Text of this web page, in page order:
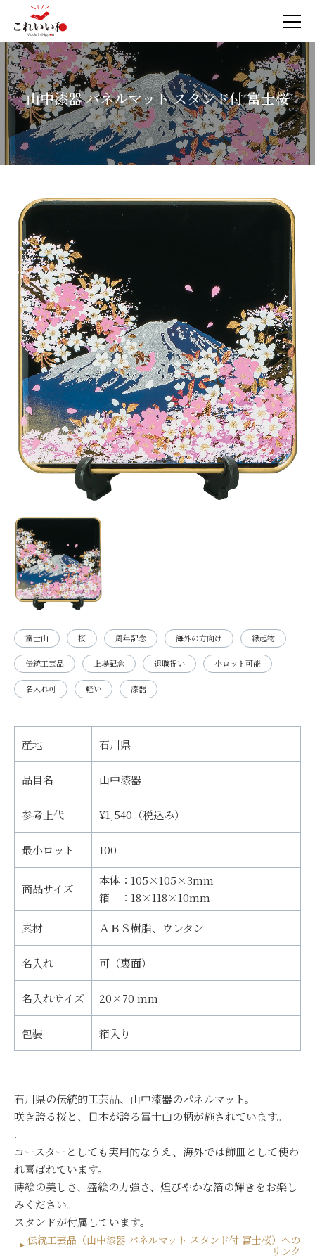
山中漆器 パネルマット スタンド付 富士桜
富士山 桜 周年記念 海外の方向け 縁起物
伝統工芸品 上場記念 退職祝い 小ロット可能
名入れ可 軽い 漆器
産地 石川県
品目名 山中漆器
参考上代 ¥1,540（税込み）
最小ロット 100
商品サイズ
本体：105×105×3mm
箱 ：18×118×10mm
素材 ＡＢＳ樹脂、ウレタン
名入れ 可（裏面）
名入れサイズ 20×70 mm
包装 箱入り
石川県の伝統的工芸品、山中漆器のパネルマット。
咲き誇る桜と、日本が誇る富士山の柄が施されています。
.
コースターとしても実用的なうえ、海外では飾皿として使わ
れ喜ばれています。
蒔絵の美しさ、盛絵の力強さ、煌びやかな箔の輝きをお楽し
みください。
スタンドが付属しています。
伝統工芸品（山中漆器 パネルマット スタンド付 富士桜）への
リンク